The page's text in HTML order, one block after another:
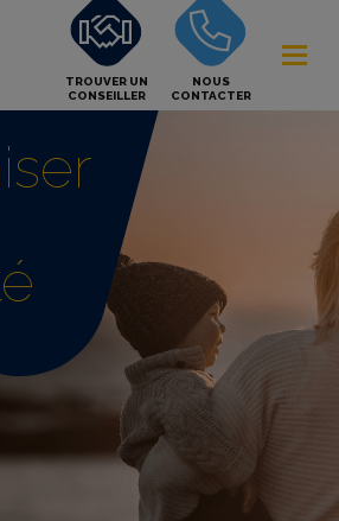
TROUVER UN
CONSEILLER
NOUS
CONTACTER